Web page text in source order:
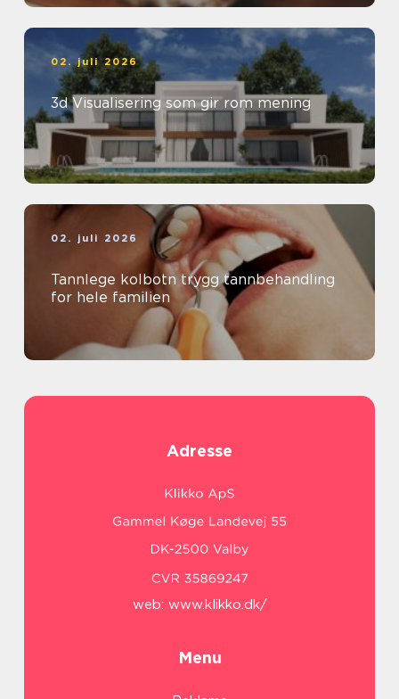
02. juli 2026
3d Visualisering som gir rom mening
02. juli 2026
Tannlege kolbotn trygg tannbehandling
for hele familien
Adresse
web: www.klikko.dk/
Menu